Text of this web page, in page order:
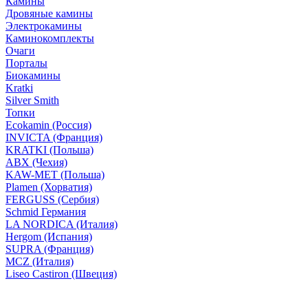
Дровяные камины
Электрокамины
Каминокомплекты
Очаги
Порталы
Биокамины
Kratki
Silver Smith
Топки
Ecokamin (Россия)
INVICTA (Франция)
KRATKI (Польша)
ABX (Чехия)
KAW-MET (Польша)
Plamen (Хорватия)
FERGUSS (Сербия)
Schmid Германия
LA NORDICA (Италия)
Hergom (Испания)
SUPRA (Франция)
MCZ (Италия)
Liseo Castiron (Швеция)